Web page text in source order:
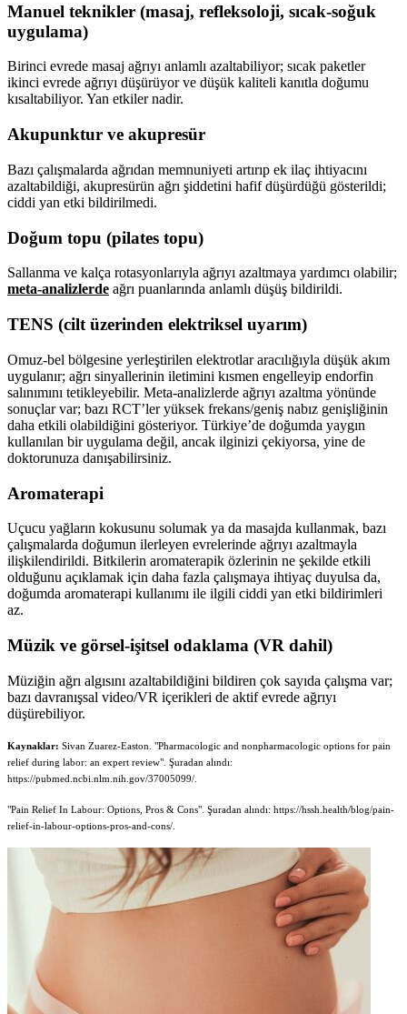
Manuel teknikler (masaj, refleksoloji, sıcak-soğuk
uygulama)
Birinci evrede masaj ağrıyı anlamlı azaltabiliyor; sıcak paketler
ikinci evrede ağrıyı düşürüyor ve düşük kaliteli kanıtla doğumu
kısaltabiliyor. Yan etkiler nadir.
Akupunktur ve akupresür
Bazı çalışmalarda ağrıdan memnuniyeti artırıp ek ilaç ihtiyacını
azaltabildiği, akupresürün ağrı şiddetini hafif düşürdüğü gösterildi;
ciddi yan etki bildirilmedi.
Doğum topu (pilates topu)
Sallanma ve kalça rotasyonlarıyla ağrıyı azaltmaya yardımcı olabilir;
meta-analizlerde ağrı puanlarında anlamlı düşüş bildirildi.
TENS (cilt üzerinden elektriksel uyarım)
Omuz-bel bölgesine yerleştirilen elektrotlar aracılığıyla düşük akım
uygulanır; ağrı sinyallerinin iletimini kısmen engelleyip endorfin
salınımını tetikleyebilir. Meta-analizlerde ağrıyı azaltma yönünde
sonuçlar var; bazı RCT’ler yüksek frekans/geniş nabız genişliğinin
daha etkili olabildiğini gösteriyor. Türkiye’de doğumda yaygın
kullanılan bir uygulama değil, ancak ilginizi çekiyorsa, yine de
doktorunuza danışabilirsiniz.
Aromaterapi
Uçucu yağların kokusunu solumak ya da masajda kullanmak, bazı
çalışmalarda doğumun ilerleyen evrelerinde ağrıyı azaltmayla
ilişkilendirildi. Bitkilerin aromaterapik özlerinin ne şekilde etkili
olduğunu açıklamak için daha fazla çalışmaya ihtiyaç duyulsa da,
doğumda aromaterapi kullanımı ile ilgili ciddi yan etki bildirimleri
az.
Müzik ve görsel-işitsel odaklama (VR dahil)
Müziğin ağrı algısını azaltabildiğini bildiren çok sayıda çalışma var;
bazı davranışsal video/VR içerikleri de aktif evrede ağrıyı
düşürebiliyor.
Kaynaklar: Sivan Zuarez-Easton. "Pharmacologic and nonpharmacologic options for pain
relief during labor: an expert review". Şuradan alındı:
https://pubmed.ncbi.nlm.nih.gov/37005099/.
"Pain Relief In Labour: Options, Pros & Cons". Şuradan alındı: https://hssh.health/blog/pain-
relief-in-labour-options-pros-and-cons/.